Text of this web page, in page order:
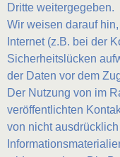
Dritte weitergegeben.
Wir weisen darauf
Internet (z.B. bei der
Sicherheitslücken
der Daten vor dem
Der Nutzung von im
veröffentlichten
von nicht